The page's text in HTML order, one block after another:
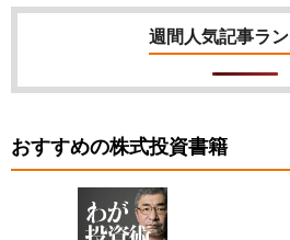
週間人気記事ラ
おすすめの株式投資書籍